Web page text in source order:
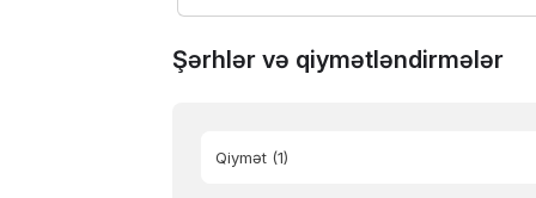
Şərhlər və qiymətləndirmələr
Qiymət (1)